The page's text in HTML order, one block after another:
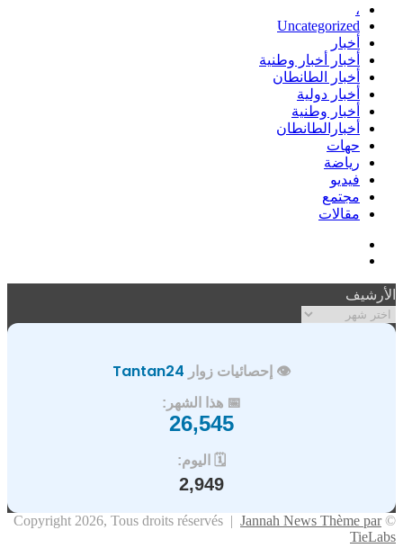
،
Uncategorized
أخبار
أخبار أخبار وطنية
أخبار الطانطان
أخبار دولية
أخبار وطنية
أخبارالطانطان
حهات
رياضة
فيديو
مجتمع
مقالات
RSS
الأرشيف
الأرشيف
👁️ إحصائيات زوار Tantan24
📅 هذا الشهر:
26,545
🗓️ اليوم:
2,949
© Copyright 2026, Tous droits réservés |
Jannah News Thème par
TieLabs